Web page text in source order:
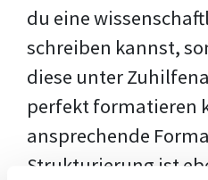
du eine
schreiben kannst,
diese unter
perfekt formatieren
ansprechende
Strukturierung ist